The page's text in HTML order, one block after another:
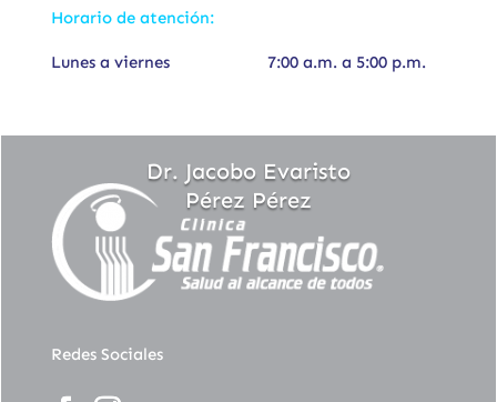
Dr. Jacobo Evaristo
Pérez Pérez
Horario de atención:
Lunes a viernes 7:00 a.m. a 5:00 p.m.
Redes Sociales